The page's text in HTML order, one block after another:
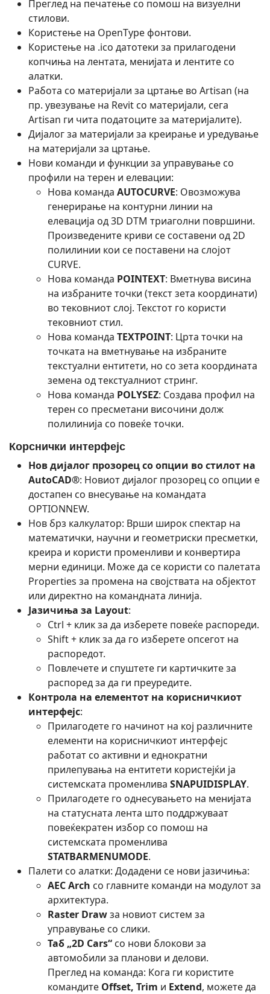
Преглед на печатење со помош на визуелни
стилови.
Користење на OpenType фонтови.
Користење на .ico датотеки за прилагодени
копчиња на лентата, менијата и лентите со
алатки.
Работа со материјали за цртање во Artisan (на
пр. увезување на Revit со материјали, сега
Artisan ги чита податоците за материјалите).
Дијалог за материјали за креирање и уредување
на материјали за цртање.
Нови команди и функции за управување со
профили на терен и елевации:
Нова команда AUTOCURVE: Овозможува
генерирање на контурни линии на
елевација од 3D DTM триаголни површини.
Произведените криви се составени од 2D
полилинии кои се поставени на слојот
CURVE.
Нова команда POINTEXT: Вметнува висина
на избраните точки (текст зета координати)
во тековниот слој. Текстот го користи
тековниот стил.
Нова команда TEXTPOINT: Црта точки на
точката на вметнување на избраните
текстуални ентитети, но со зета координата
земена од текстуалниот стринг.
Нова команда POLYSEZ: Создава профил на
терен со пресметани височини долж
полилинија со повеќе точки.
Корснички интерфејс
Нов дијалог прозорец со опции во стилот на
AutoCAD®: Новиот дијалог прозорец со опции е
достапен со внесување на командата
OPTIONNEW.
Нов брз калкулатор: Врши широк спектар на
математички, научни и геометриски пресметки,
креира и користи променливи и конвертира
мерни единици. Може да се користи со палетата
Properties за промена на својствата на објектот
или директно на командната линија.
Јазичиња за Layout:
Ctrl + клик за да изберете повеќе распореди.
Shift + клик за да го изберете опсегот на
распоредот.
Повлечете и спуштете ги картичките за
распоред за да ги преуредите.
Контрола на елементот на корисничкиот
интерфејс:
Прилагодете го начинот на кој различните
елементи на корисничкиот интерфејс
работат со активни и еднократни
прилепувања на ентитети користејќи ја
системската променлива SNAPUIDISPLAY.
Прилагодете го однесувањето на менијата
на статусната лента што поддржуваат
повеќекратен избор со помош на
системската променлива
STATBARMENUMODE.
Палети со алатки: Додадени се нови јазичиња:
AEC Arch со главните команди на модулот за
архитектура.
Raster Drawза новиот систем за
управување со слики.
Таб „2D Cars“ со нови блокови за
автомобили за планови и делови.
Преглед на команда: Кога ги користите
командите Offset, Trim и Extend, можете да